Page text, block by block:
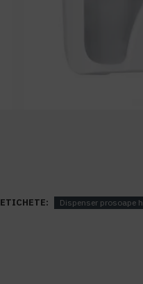
ETICHETE: Dispenser prosoape